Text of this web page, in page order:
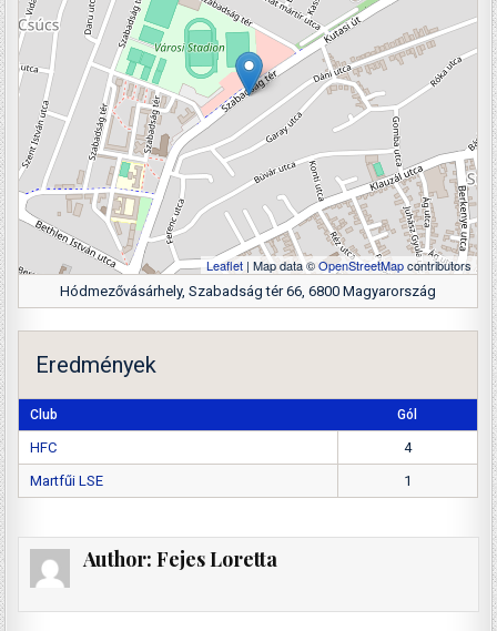
Leaflet | Map data ©OpenStreetMapcontributors
Hódmezővásárhely, Szabadság tér 66, 6800 Magyarország
Eredmények
Club Gól
HFC
4
Martfűi LSE
1
Author: Fejes Loretta